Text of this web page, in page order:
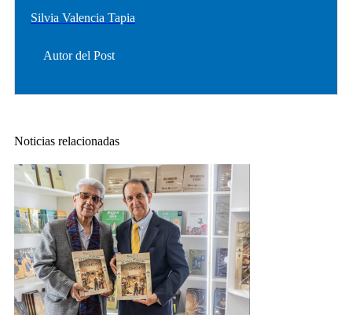
Silvia Valencia Tapia
Autor del Post
Noticias relacionadas